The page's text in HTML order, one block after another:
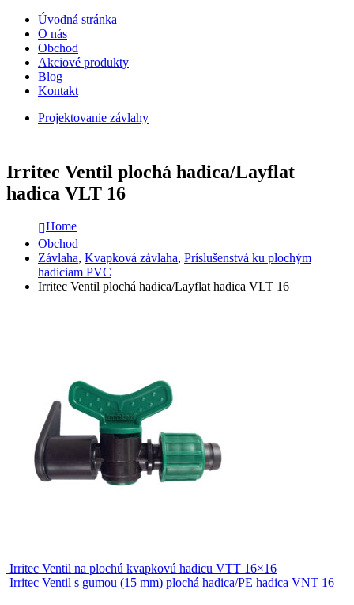
Úvodná stránka
O nás
Obchod
Akciové produkty
Blog
Kontakt
Projektovanie závlahy
Irritec Ventil plochá hadica/Layflat
hadica VLT 16
Home
Obchod
Závlaha, Kvapková závlaha, Príslušenstvá ku plochým
hadiciam PVC
Irritec Ventil plochá hadica/Layflat hadica VLT 16
Irritec Ventil na plochú kvapkovú hadicu VTT 16×16
Irritec Ventil s gumou (15 mm) plochá hadica/PE hadica VNT 16